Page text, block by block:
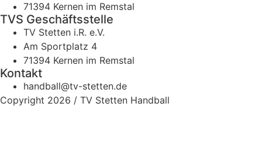
71394 Kernen im Remstal
TVS Geschäftsstelle
TV Stetten i.R. e.V.
Am Sportplatz 4
71394 Kernen im Remstal
Kontakt
handball@tv-stetten.de
Copyright 2026 / TV Stetten Handball